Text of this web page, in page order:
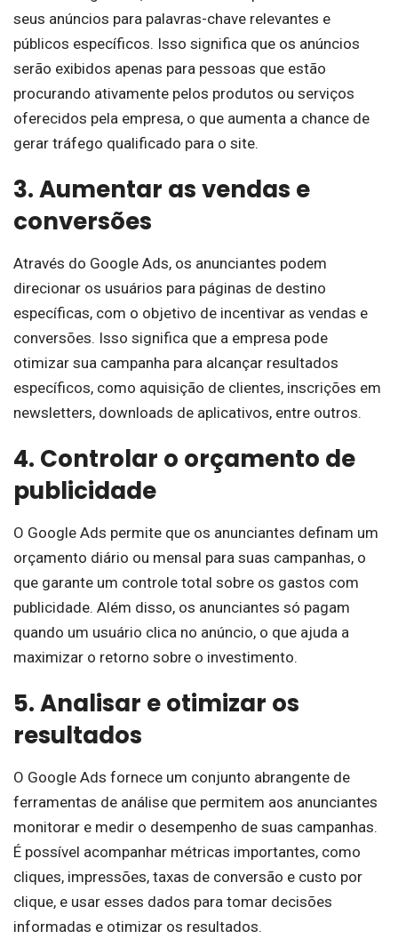
seus anúncios para palavras-chave relevantes e
públicos específicos. Isso significa que os anúncios
serão exibidos apenas para pessoas que estão
procurando ativamente pelos produtos ou serviços
oferecidos pela empresa, o que aumenta a chance de
gerar tráfego qualificado para o site.
3. Aumentar as vendas e
conversões
Através do Google Ads, os anunciantes podem
direcionar os usuários para páginas de destino
específicas, com o objetivo de incentivar as vendas e
conversões. Isso significa que a empresa pode
otimizar sua campanha para alcançar resultados
específicos, como aquisição de clientes, inscrições em
newsletters, downloads de aplicativos, entre outros.
4. Controlar o orçamento de
publicidade
O Google Ads permite que os anunciantes definam um
orçamento diário ou mensal para suas campanhas, o
que garante um controle total sobre os gastos com
publicidade. Além disso, os anunciantes só pagam
quando um usuário clica no anúncio, o que ajuda a
maximizar o retorno sobre o investimento.
5. Analisar e otimizar os
resultados
O Google Ads fornece um conjunto abrangente de
ferramentas de análise que permitem aos anunciantes
monitorar e medir o desempenho de suas campanhas.
É possível acompanhar métricas importantes, como
cliques, impressões, taxas de conversão e custo por
clique, e usar esses dados para tomar decisões
informadas e otimizar os resultados.